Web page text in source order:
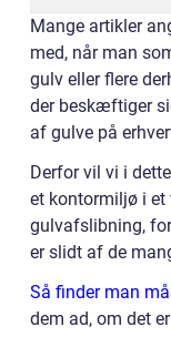
Mange artikler
med, når man
gulv eller flere
der beskæftiger
af gulve på
Derfor vil vi i
et kontormiljø i et
gulvafslibning,
er slidt af de
Så finder man
dem ad, om det